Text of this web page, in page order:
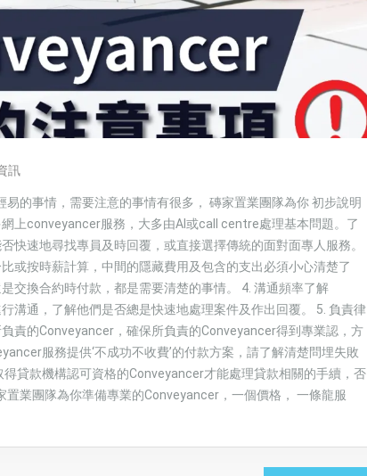
訊
的事情，需要注意的事情有很多， 磚家置業團隊為你 初步說明
上conveyancer服務，大多由AI或call centre處理基本問題。了
快速地尋找專員及時回覆，或直接選擇傳統的面對面專人服務。
或按時薪計算，中間的隱藏費用及包含的支出必須小心清楚了
交換合約時付款，都是需要清楚的事情。 4. 溝通頻率了解
溝通，了解他們是否總是快速地處理案件及作出回覆。 5. 負責律
責的Conveyancer，確保所負責的Conveyancer得到專業認，方
服務提供‘不成功不收費’的付款方案，請了解清楚問埋失敗
貸款機構認可資格的Conveyancer才能處理貸款相關的手續，否
業團隊為你準備專業的Conveyancer，一個價格， 一條龍服